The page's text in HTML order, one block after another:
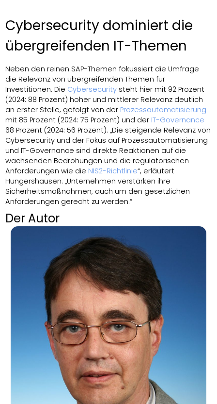
Cybersecurity dominiert die
übergreifenden IT-Themen
Neben den reinen SAP-Themen fokussiert die Umfrage
die Relevanz von übergreifenden Themen für
Investitionen. Die Cybersecurity steht hier mit 92 Prozent
(2024: 88 Prozent) hoher und mittlerer Relevanz deutlich
an erster Stelle, gefolgt von der Prozessautomatisierung
mit 85 Prozent (2024: 75 Prozent) und der IT-Governance
68 Prozent (2024: 56 Prozent). „Die steigende Relevanz von
Cybersecurity und der Fokus auf Prozessautomatisierung
und IT-Governance sind direkte Reaktionen auf die
wachsenden Bedrohungen und die regulatorischen
Anforderungen wie die NIS2-Richtlinie“, erläutert
Hungershausen. „Unternehmen verstärken ihre
Sicherheitsmaßnahmen, auch um den gesetzlichen
Anforderungen gerecht zu werden.“
Der Autor